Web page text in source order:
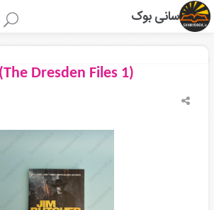
سانی بوک
Dresden Files 1)